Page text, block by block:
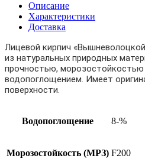
Описание
Характеристики
Доставка
Лицевой кирпич
из натуральных природных
прочностью, морозостойкостью
водопоглощением. Имеет
поверхности.
Водопоглощение 8-%
Морозостойкость (МРЗ) F200